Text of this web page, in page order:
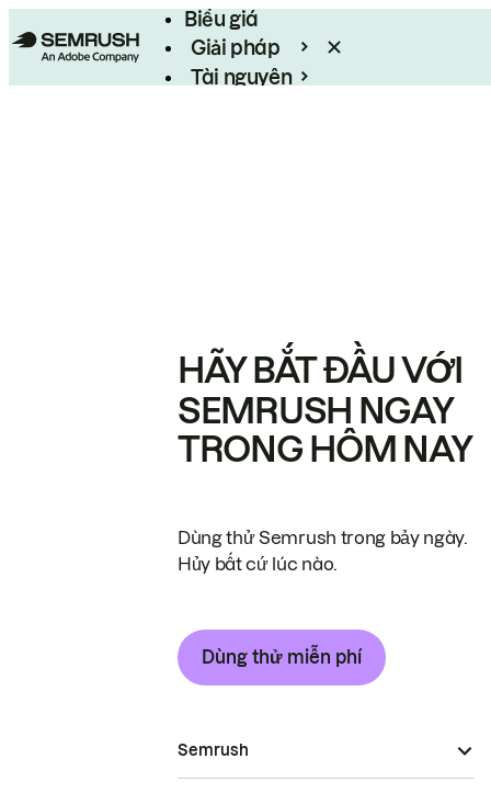
Biểu giá
Giải pháp
Tài nguyên
HÃY BẮT ĐẦU VỚI
SEMRUSH NGAY
TRONG HÔM NAY
Dùng thử Semrush trong bảy ngày.
Hủy bất cứ lúc nào.
Dùng thử miễn phí
Semrush